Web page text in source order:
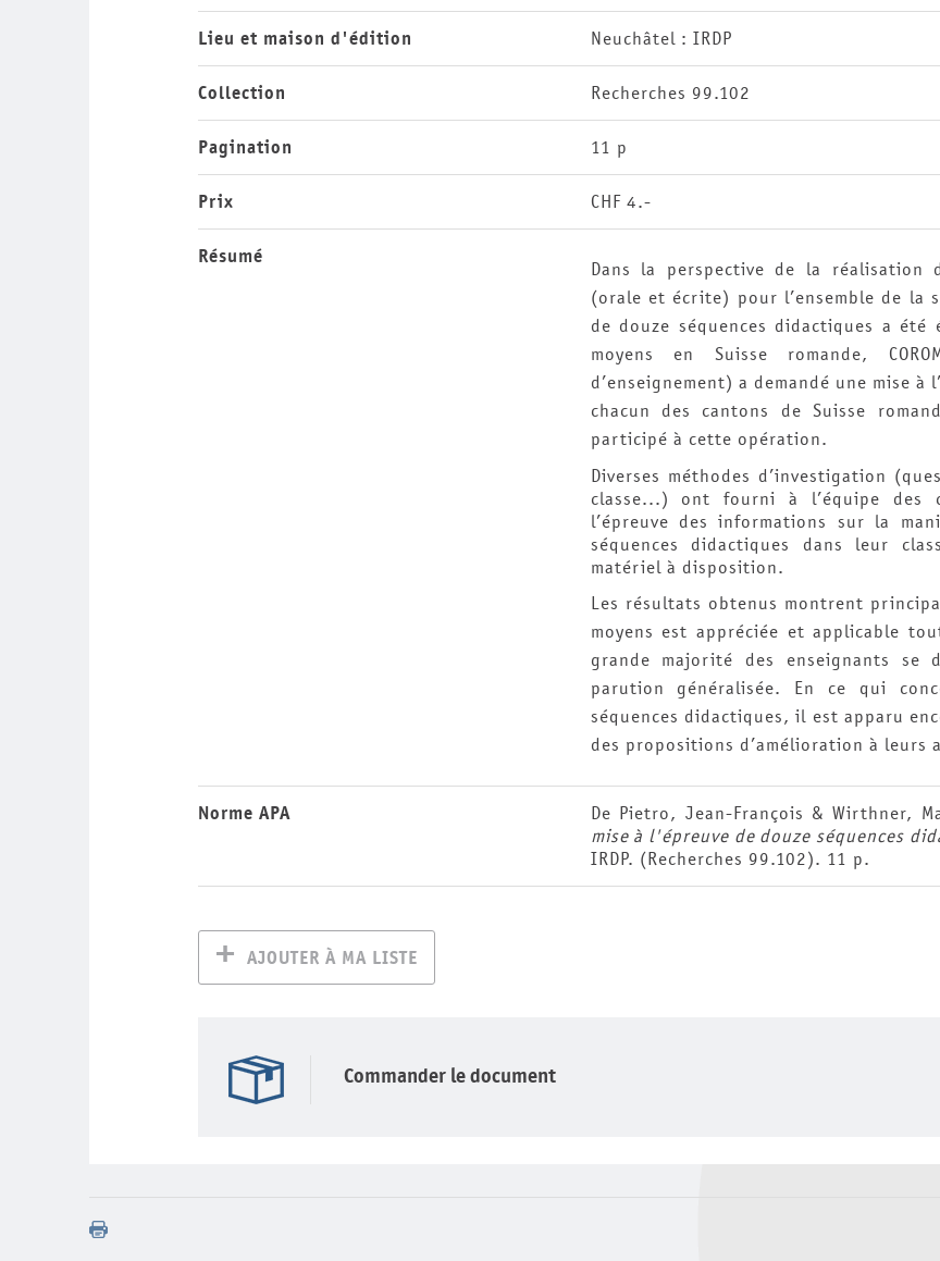
Lieu et maison d'édition Neuchâtel : IRDP
Collection Recherches 99.102
Pagination 11 p
Prix CHF 4.-
Résumé
Dans la perspective de la réalisation
(orale et écrite) pour l’ensemble de la
de douze séquences didactiques a
moyens en Suisse romande,
d’enseignement) a demandé une mise à
chacun des cantons de Suisse
participé à cette opération.
Diverses méthodes d’investigation
classe...) ont fourni à l’équipe des
l’épreuve des informations sur la
séquences didactiques dans leur
matériel à disposition.
Les résultats obtenus montrent
moyens est appréciée et applicable
grande majorité des enseignants
parution généralisée. En ce qui
séquences didactiques, il est apparu
des propositions d’amélioration à leurs
Norme APA De Pietro, Jean-François & Wirthner,
mise à l'épreuve de douze séquences
IRDP. (Recherches 99.102). 11 p.
AJOUTER À MA LISTE
Commander le document